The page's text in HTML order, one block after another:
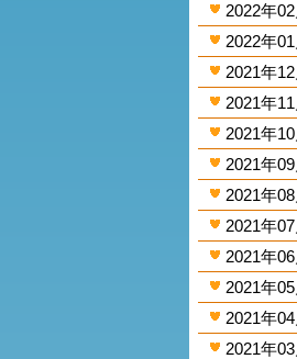
2022年
2022年
2021年
2021年
2021年
2021年
2021年
2021年
2021年
2021年
2021年
2021年